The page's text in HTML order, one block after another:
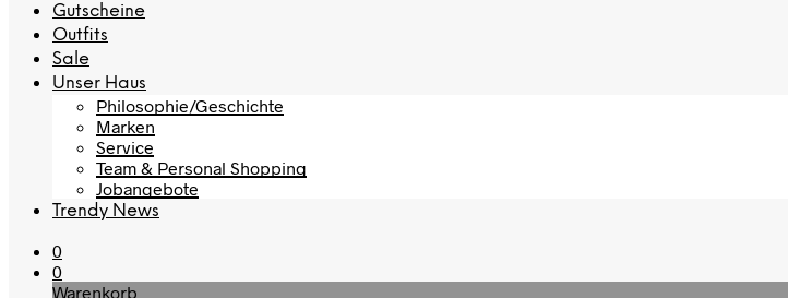
Gutscheine
Outfits
Sale
Unser Haus
Philosophie/Geschichte
Marken
Service
Team & Personal Shopping
Jobangebote
Trendy News
0
0
Warenkorb